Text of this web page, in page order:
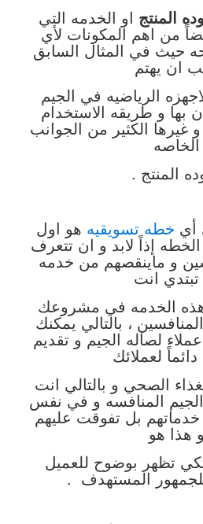
المنتج او الخدمه التي
من اهم المكونات لأي
حيث في المثال السابق
ان يهتم
الرياضيه في الجيم
بها و طريقه الاستخدام
و غيرها الكثير من الجوانب
الخاصه
المنتج .
أي خطه تسويقيه هو اول
إذاً لابد و ان تتعرف
و ماينقصهم من خدمه
تبتدي انت
الخدمه في مشروعك
، بالتالي يمكنك
لصاله الجيم و تقديم
لعملائك
الصحي و بالتالي انت
المنافسه و في نفس
بل تفوقت عليهم
و هذا هو
لكي تظهر بوضوح للعميل
المستهدف .